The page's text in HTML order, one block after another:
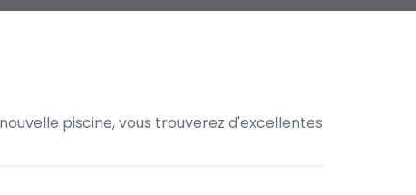
piscine, vous trouverez d'excellentes